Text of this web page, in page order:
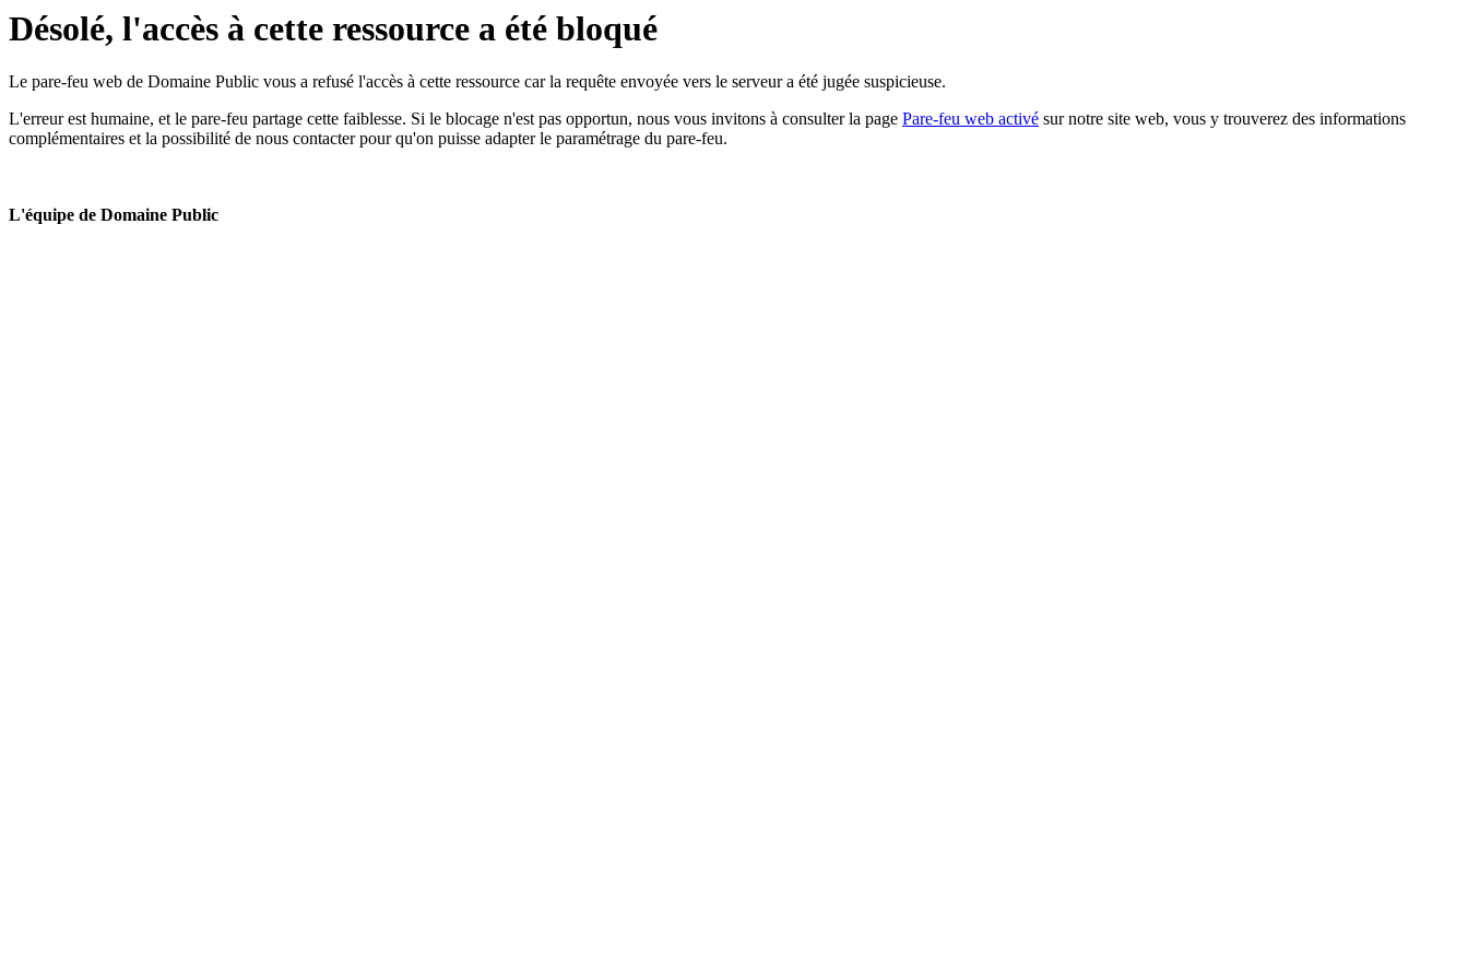
Désolé, l'accès à cette ressource a été bloqué
Le pare-feu web de Domaine Public vous a refusé l'accès à cette ressource car la requête envoyée vers le serveur a été jugée suspicieuse.
L'erreur est humaine, et le pare-feu partage cette faiblesse. Si le blocage n'est pas opportun, nous vous invitons à consulter la page Pare-feu web activé sur notre site web, vous y trouverez des informations
complémentaires et la possibilité de nous contacter pour qu'on puisse adapter le paramétrage du pare-feu.
L'équipe de Domaine Public